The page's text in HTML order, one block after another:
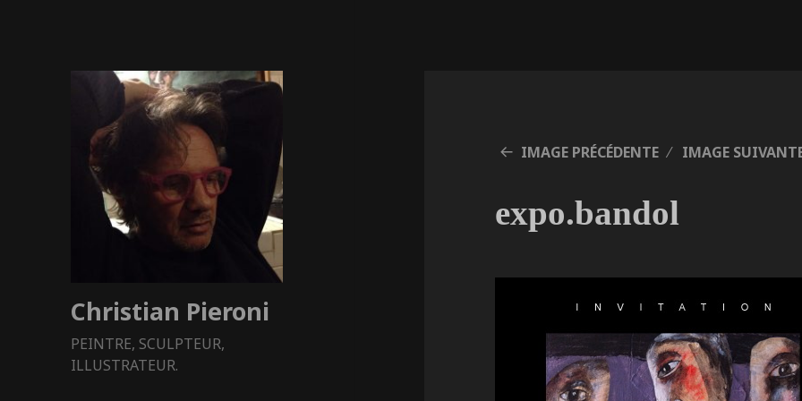
Christian Pieroni
PEINTRE, SCULPTEUR,
ILLUSTRATEUR.
IMAGE PRÉCÉDENTE IMAGE
expo.bandol